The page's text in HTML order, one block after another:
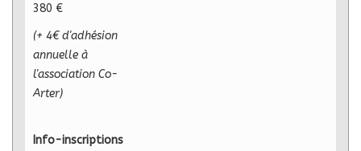
380 €
(+ 4€ d'adhésion
annuelle à
l'association Co-
Arter)
Info-inscriptions